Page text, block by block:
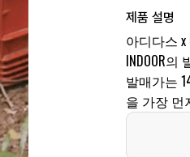
제품 설명
아디다스 x
INDOOR
발매가는
을 가장 먼